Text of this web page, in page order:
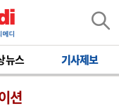
뉴스 기사제보
션